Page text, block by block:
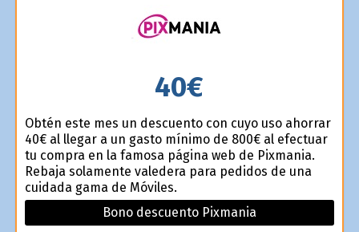
40€
Obtén este mes un descuento con cuyo uso ahorrar
40€ al llegar a un gasto mínimo de 800€ al efectuar
tu compra en la famosa página web de Pixmania.
Rebaja solamente valedera para pedidos de una
cuidada gama de Móviles.
Bono descuento Pixmania